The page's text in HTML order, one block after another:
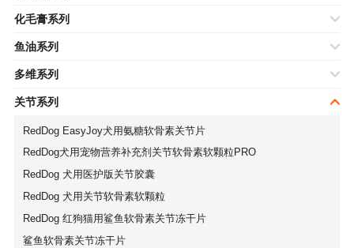
化毛膏系列
鱼油系列
多维系列
关节系列
RedDog EasyJoy犬用氨糖软骨素关节片
RedDog犬用宠物营养补充剂关节软骨素软颗粒PRO
RedDog 犬用医护版关节胶囊
RedDog 犬用关节软骨素软颗粒
RedDog 红狗猫用鲨鱼软骨素关节冻干片
鲨鱼软骨素关节冻干片